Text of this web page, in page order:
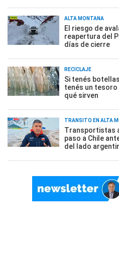
ALTA MONTAÑA
El riesgo de
reapertura del
días de cierre
RECICLAJE
Si tenés
tenés un tesoro
qué sirven
TRÁNSITO EN ALTA
Transportistas
paso a Chile
del lado